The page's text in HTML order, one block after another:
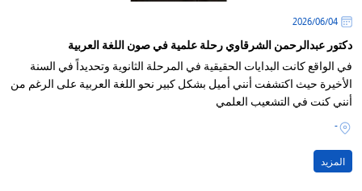
04‏/06‏/2026
دكتور عبدالرحمن الشرقاوي رحلة علمية في صون اللغة العربية
في الواقع كانت البدايات الحقيقية في المرحلة الثانوية وتحديداً في السنة
الأخيرة حيث اكتشفت أنني أميل بشكل كبير نحو اللغة العربية على الرغم من
أنني كنت في التشعيب العلمي
-
المزيد